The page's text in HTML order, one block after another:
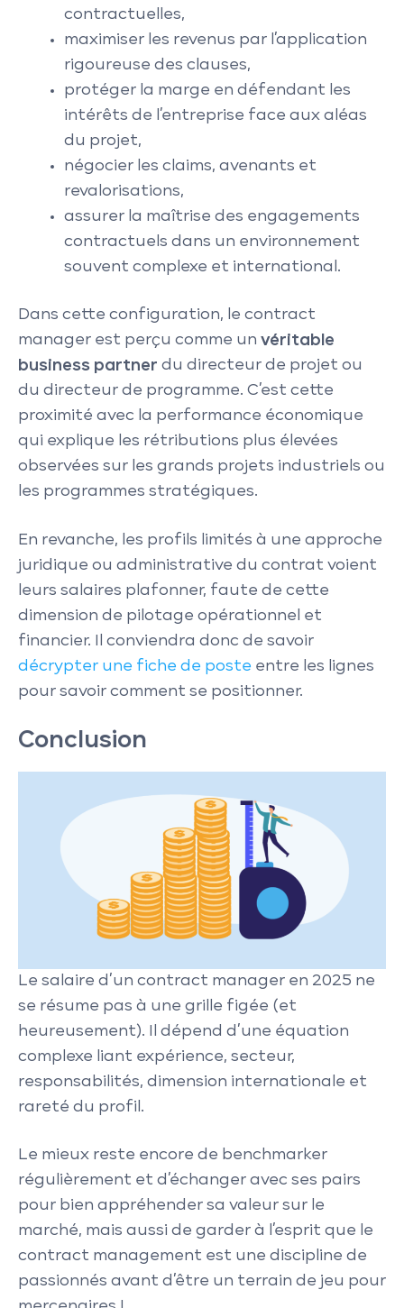
contractuelles,
maximiser les revenus par l’application
rigoureuse des clauses,
protéger la marge en défendant les
intérêts de l’entreprise face aux aléas
du projet,
négocier les claims, avenants et
revalorisations,
assurer la maîtrise des engagements
contractuels dans un environnement
souvent complexe et international.
Dans cette configuration, le contract
manager est perçu comme un véritable
business partner du directeur de projet ou
du directeur de programme. C’est cette
proximité avec la performance économique
qui explique les rétributions plus élevées
observées sur les grands projets industriels ou
les programmes stratégiques.
En revanche, les profils limités à une approche
juridique ou administrative du contrat voient
leurs salaires plafonner, faute de cette
dimension de pilotage opérationnel et
financier. Il conviendra donc de savoir
décrypter une fiche de poste entre les lignes
pour savoir comment se positionner.
Conclusion
Le salaire d’un contract manager en 2025 ne
se résume pas à une grille figée (et
heureusement). Il dépend d’une équation
complexe liant expérience, secteur,
responsabilités, dimension internationale et
rareté du profil.
Le mieux reste encore de benchmarker
régulièrement et d’échanger avec ses pairs
pour bien appréhender sa valeur sur le
marché, mais aussi de garder à l’esprit que le
contract management est une discipline de
passionnés avant d’être un terrain de jeu pour